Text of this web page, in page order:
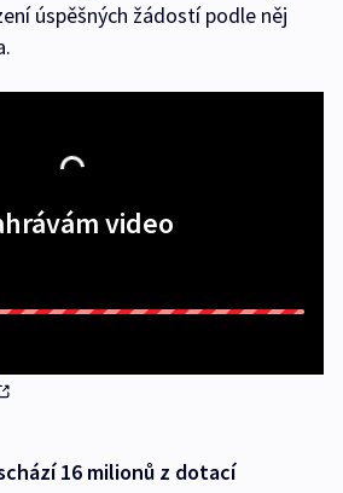
úspěšných žádostí podle něj
video
16 milionů z dotací